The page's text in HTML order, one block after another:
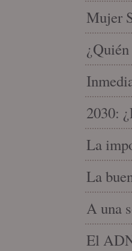
Mujer
2030:
La
La
A una
El